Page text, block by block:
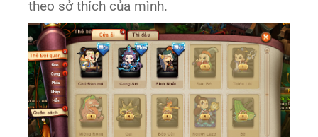
theo sở thích của mình.